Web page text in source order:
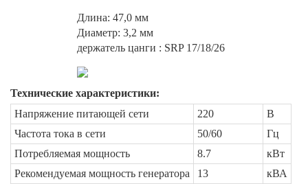
Длина: 47,0 мм
Диаметр: 3,2 мм
держатель цанги : SRP 17/18/26
Технические характеристики:
Напряжение питающей сети
220
В
Частота тока в сети
50/60
Гц
Потребляемая мощность
8.7
кВт
Рекомендуемая мощность генератора
13
кВА